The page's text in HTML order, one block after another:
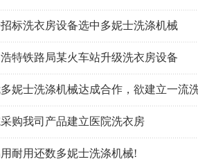
标洗衣房设备选中多妮士洗涤机械
特铁路局某火车站升级洗衣房设备
妮士洗涤机械达成合作，欲建立一流
购我司产品建立医院洗衣房
耐用还数多妮士洗涤机械!